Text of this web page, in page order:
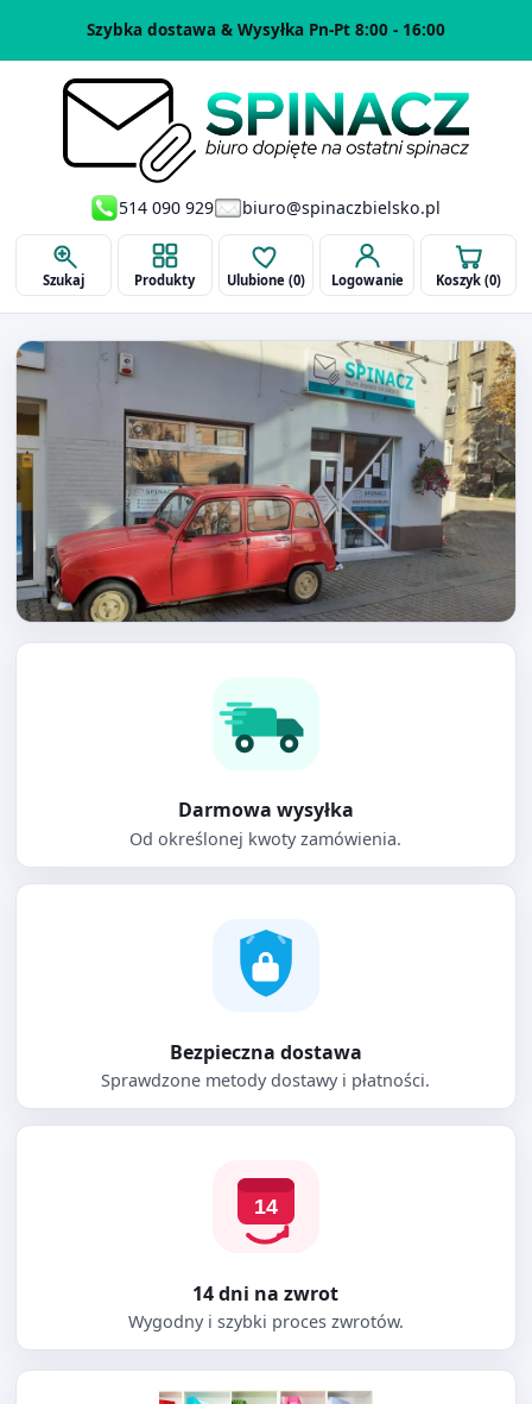
Szybka dostawa & Wysyłka Pn-Pt 8:00 - 16:00
514 090 929 biuro@spinaczbielsko.pl
Szukaj Produkty Ulubione (0) Logowanie Koszyk (0)
Darmowa wysyłka
Od określonej kwoty zamówienia.
Bezpieczna dostawa
Sprawdzone metody dostawy i płatności.
14 dni na zwrot
Wygodny i szybki proces zwrotów.